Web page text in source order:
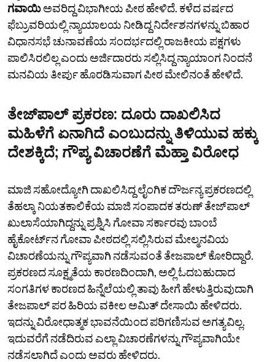
ಗವಾಯಿಅವರಿದ್ದ ವಿಭಾಗೀಯ ಪೀಠ ಹೇಳಿದೆ. ಕಳೆದ ವರ್ಷದ
ಫೆಬ್ರುವರಿಯಲ್ಲಿ ನ್ಯಾಯಾಲಯ ನೀಡಿದ್ದ ನಿರ್ದೇಶನಗಳನ್ನು ಬಿಹಾರ
ವಿಧಾನಸಭೆ ಚುನಾವಣೆಯ ಸಂದರ್ಭದಲ್ಲಿ ರಾಜಕೀಯ ಪಕ್ಷಗಳು
ಪಾಲಿಸಿರಲಿಲ್ಲ ಎಂದು ಅರ್ಜಿದಾರರು ಸಲ್ಲಿಸಿದ್ದ ನ್ಯಾಯಾಂಗ ನಿಂದನೆ
ಮನವಿಯ ತೀರ್ಪು ಹೊರಡಿಸುವಾಗ ಪೀಠ ಮೇಲಿನಂತೆ ಹೇಳಿದೆ.
ತೇಜ್‌ಪಾಲ್‌ ಪ್ರಕರಣ: ದೂರು ದಾಖಲಿಸಿದ
ಮಹಿಳೆಗೆ ಏನಾಗಿದೆ ಎಂಬುದನ್ನು ತಿಳಿಯುವ ಹಕ್ಕು
ದೇಶಕ್ಕಿದೆ; ಗೌಪ್ಯ ವಿಚಾರಣೆಗೆ ಮೆಹ್ತಾ ವಿರೋಧ
ಮಾಜಿ ಸಹೋದ್ಯೋಗಿ ದಾಖಲಿಸಿದ್ದ ಲೈಂಗಿಕ ದೌರ್ಜನ್ಯ ಪ್ರಕರಣದಲ್ಲಿ
ತೆಹಲ್ಕಾ ನಿಯತಕಾಲಿಕೆಯ ಮಾಜಿ ಸಂಪಾದಕ ತರುಣ್‌ ತೇಜ್‌ಪಾಲ್‌
ಖುಲಾಸೆಯಾಗಿದ್ದನ್ನು ಪ್ರಶ್ನಿಸಿ ಗೋವಾ ಸರ್ಕಾರವು ಬಾಂಬೆ
ಹೈಕೋರ್ಟ್‌ನ ಗೋವಾ ಪೀಠದಲ್ಲಿ ಸಲ್ಲಿಸಿರುವ ಮೇಲ್ಮನವಿಯ
ವಿಚಾರಣೆಯನ್ನು ಗೌಪ್ಯವಾಗಿ ನಡೆಸುವಂತೆ ತೇಜಪಾಲ್‌ ಕೋರಿದ್ದಾರೆ.
ಪ್ರಕರಣದ ಸೂಕ್ಷ್ಮತೆಯ ಕಾರಣದಿಂದಾಗಿ, ಅಲ್ಲಿ ಓದಬಹುದಾದ
ಸಂಗತಿಗಳ ಕಾರಣದ ಹಿನ್ನೆಲೆಯಲ್ಲಿ ತಾವು ಹೀಗೆ ಹೇಳುತ್ತಿರುವುದಾಗಿ
ತೇಜಪಾಲ್‌ ಪರ ಹಿರಿಯ ವಕೀಲ ಅಮಿತ್‌ ದೇಸಾಯಿ ಹೇಳಿದರು.
ಇದನ್ನು ವಿರೋಧಾತ್ಮಕ ಭಾವನೆಯಿಂದ ಪರಿಗಣಿಸುವ ಅಗತ್ಯವಿಲ್ಲ.
ಇದುವರೆಗೆ ನಡೆದಿರುವ ಎಲ್ಲಾ ವಿಚಾರಣೆಗಳನ್ನು ಗೌಪ್ಯವಾಗಿಯೇ
ನಡೆಸಲಾಗಿದೆ ಎಂದು ಅವರು ಹೇಳಿದರು.